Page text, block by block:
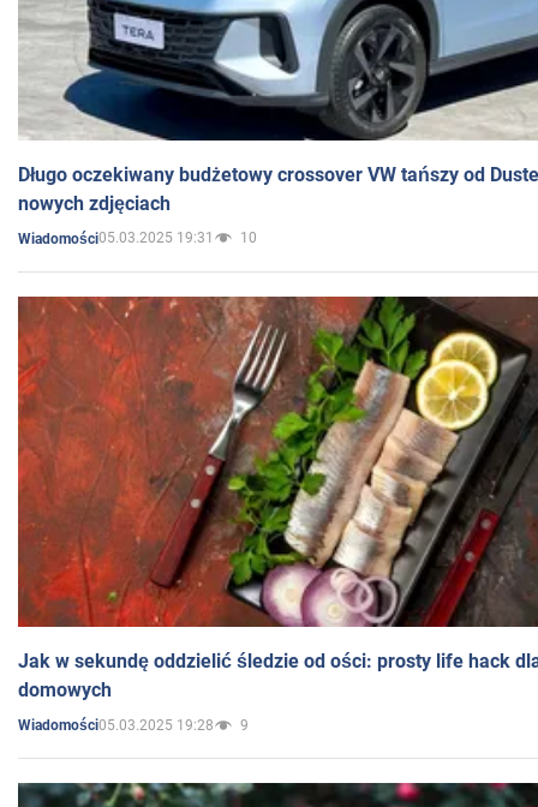
Długo oczekiwany budżetowy crossover VW tańszy od
nowych zdjęciach
Wiadomości05.03.2025 19:31 10
Jak w sekundę oddzielić śledzie od ości: prosty life hack
domowych
Wiadomości05.03.2025 19:28 9